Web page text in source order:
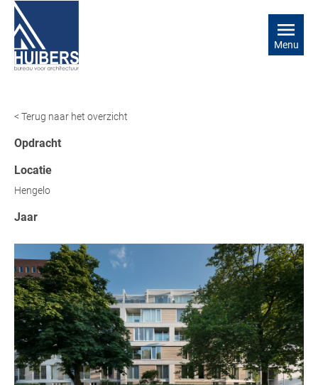
Menu
< Terug naar het overzicht
Opdracht
Locatie
Hengelo
Jaar